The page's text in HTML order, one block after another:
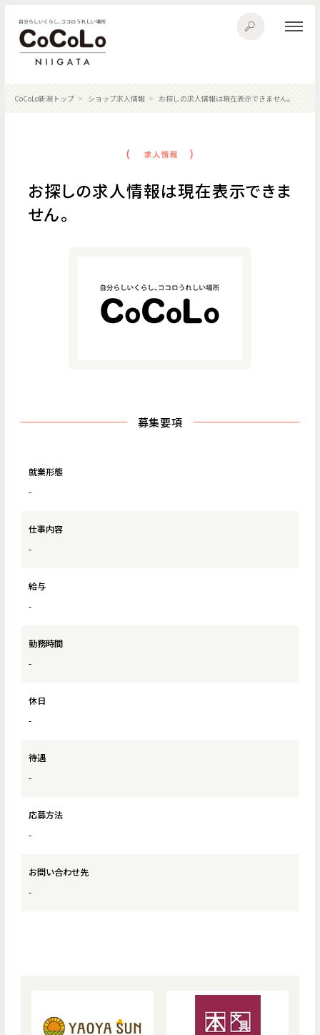
CoCoLo新潟トップ ショップ求人情報 お探しの求人情報は現在表示できません。
お探しの求人情報は現在表示できま
せん。
募集要項
就業形態
-
仕事内容
-
給与
-
勤務時間
-
休日
-
待遇
-
応募方法
-
お問い合わせ先
-